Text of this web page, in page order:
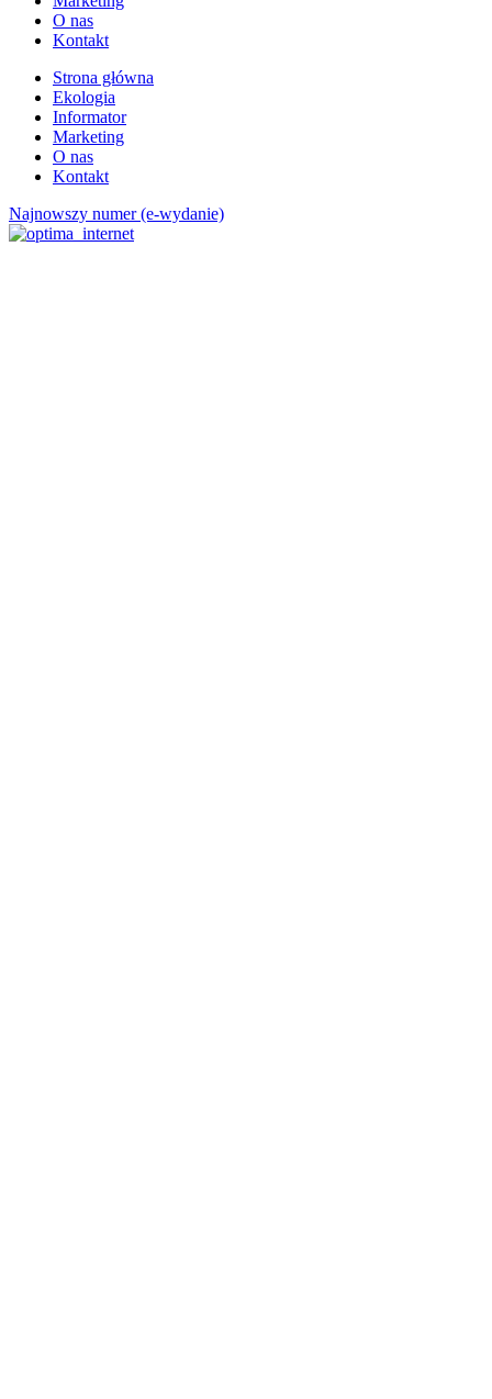
O nas
Kontakt
Strona główna
Ekologia
Informator
Marketing
O nas
Kontakt
Najnowszy numer (e-wydanie)